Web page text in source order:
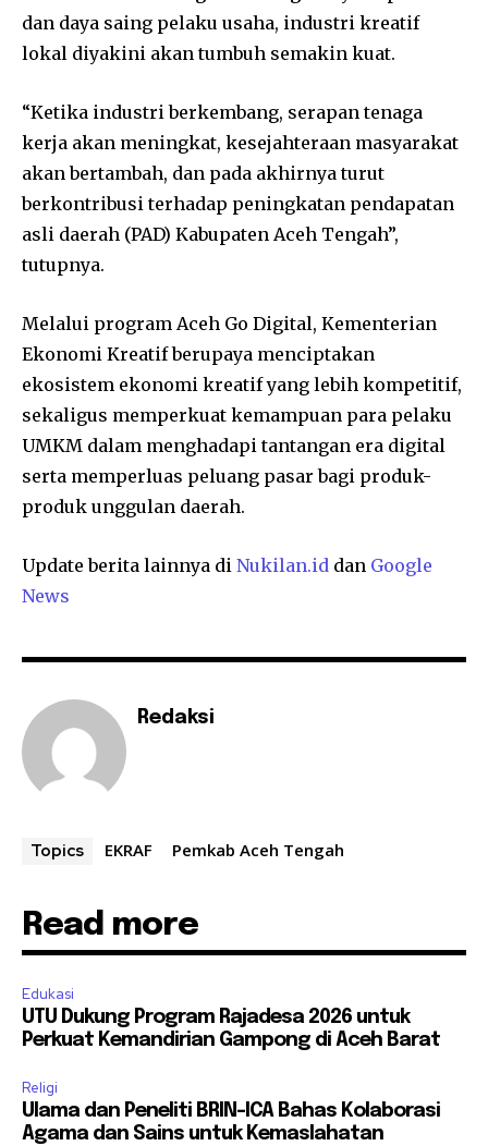
dan daya saing pelaku usaha, industri kreatif
lokal diyakini akan tumbuh semakin kuat.
“Ketika industri berkembang, serapan tenaga
kerja akan meningkat, kesejahteraan masyarakat
akan bertambah, dan pada akhirnya turut
berkontribusi terhadap peningkatan pendapatan
asli daerah (PAD) Kabupaten Aceh Tengah”,
tutupnya.
Melalui program Aceh Go Digital, Kementerian
Ekonomi Kreatif berupaya menciptakan
ekosistem ekonomi kreatif yang lebih kompetitif,
sekaligus memperkuat kemampuan para pelaku
UMKM dalam menghadapi tantangan era digital
serta memperluas peluang pasar bagi produk-
produk unggulan daerah.
Update berita lainnya di Nukilan.id dan Google
News
Redaksi
Topics EKRAF Pemkab Aceh Tengah
Read more
Edukasi
UTU Dukung Program Rajadesa 2026 untuk
Perkuat Kemandirian Gampong di Aceh Barat
Religi
Ulama dan Peneliti BRIN-ICA Bahas Kolaborasi
Agama dan Sains untuk Kemaslahatan